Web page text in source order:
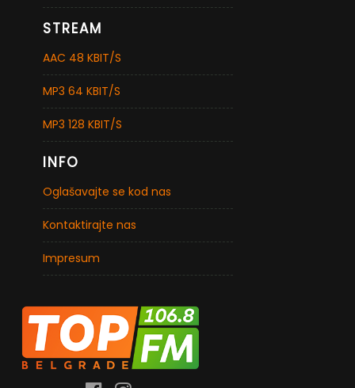
STREAM
AAC 48 KBIT/S
MP3 64 KBIT/S
MP3 128 KBIT/S
INFO
Oglašavajte se kod nas
Kontaktirajte nas
Impresum